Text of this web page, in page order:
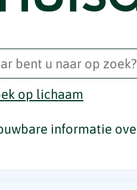
op lichaam
informatie